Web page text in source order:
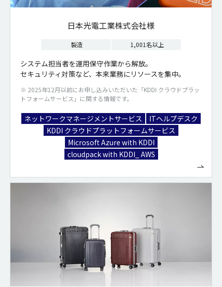
日本光電工業株式会社様
製造 1,001名以上
システム担当者を運用保守作業から解放。
セキュリティ対策など、本来業務にリソースを集中。
※ 2025年12月以前にお申し込みいただいた「KDDI クラウドプラッ
トフォームサービス」に関する情報です。
ネットワークマネージメントサービス
ITヘルプデスク
KDDI クラウドプラットフォームサービス
Microsoft Azure with KDDI
cloudpack with KDDI_ AWS